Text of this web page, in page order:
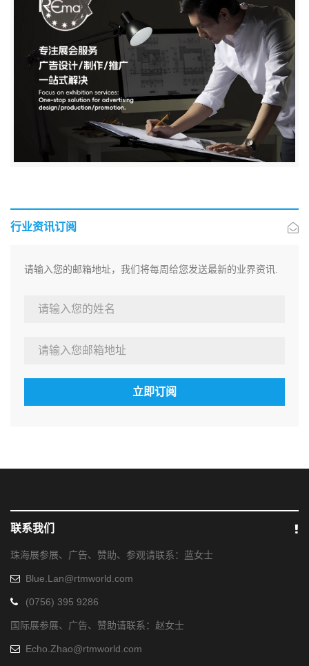
行业资讯订阅
请输入您的邮箱地址，我们将每周给您发送最新的业界资讯.
立即订阅
联系我们
珠海展参展、广告、赞助、参观请联系：蓝女士
Blue.Lan@rtmworld.com
(0756) 395 9286
国际展参展、广告、赞助请联系：赵女士
Echo.Zhao@rtmworld.com